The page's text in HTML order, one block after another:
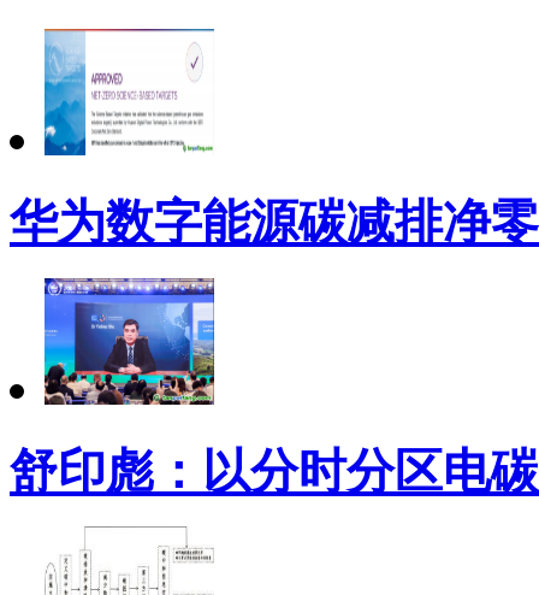
华为数字能源碳减排净
舒印彪：以分时分区电